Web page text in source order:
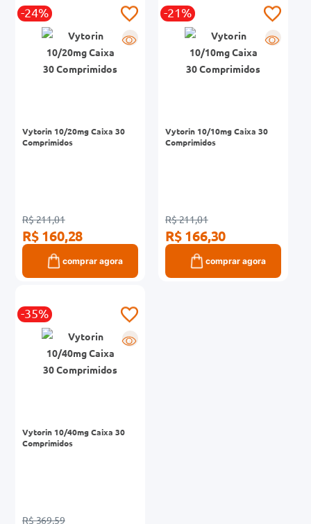
-24%
R
Vytorin 10/20mg Caixa 30
Comprimidos
R$ 211,01
R$ 160,28
comprar agora
-21%
R
Vytorin 10/10mg Caixa 30
Comprimidos
R$ 211,01
R$ 166,30
comprar agora
-35%
R
Vytorin 10/40mg Caixa 30
Comprimidos
R$ 369,59